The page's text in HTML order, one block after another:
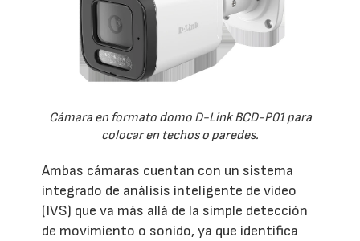
Cámara en formato domo D-Link BCD-P01 para
colocar en techos o paredes.
Ambas cámaras cuentan con un sistema
integrado de análisis inteligente de vídeo
(IVS) que va más allá de la simple detección
de movimiento o sonido, ya que identifica